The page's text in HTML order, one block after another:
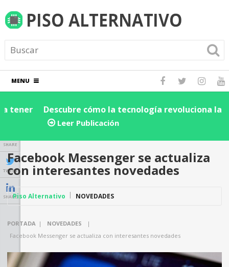
MENU
Descubre cómo la tecnología revoluciona la cadena
de suministro y logística: ¡Impulsa la eficiencia de tu
Leer Publicación
SHARE
TWEET
SHARE
Facebook Messenger se actualiza
con interesantes novedades
Piso Alternativo NOVEDADES
PORTADA | NOVEDADES
|
Facebook Messenger se actualiza con interesantes novedades